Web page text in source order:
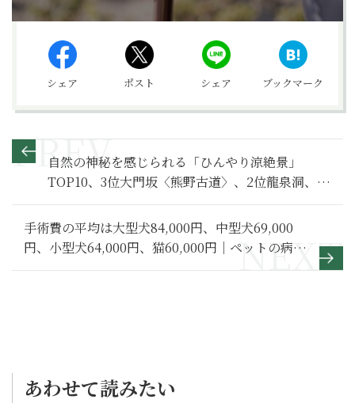
シェア ポスト シェア ブックマーク
自然の神秘を感じられる「ひんやり涼絶景」
TOP10、3位大門坂〈熊野古道〉、2位龍泉洞、1
位は？
手術費の平均は大型犬84,000円、中型犬69,000
円、小型犬64,000円、猫60,000円｜ペットの病気
治療はいくらかかる？
あわせて読みたい